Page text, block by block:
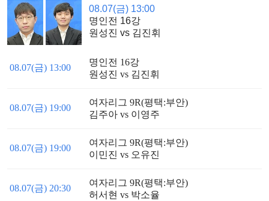
08.07(금) 13:00
명인전 16강
원성진 vs 김진휘
08.07(금) 13:00
명인전 16강
원성진 vs 김진휘
08.07(금) 19:00
여자리그 9R(평택:부안)
김주아 vs 이영주
08.07(금) 19:00
여자리그 9R(평택:부안)
이민진 vs 오유진
08.07(금) 20:30
여자리그 9R(평택:부안)
허서현 vs 박소율